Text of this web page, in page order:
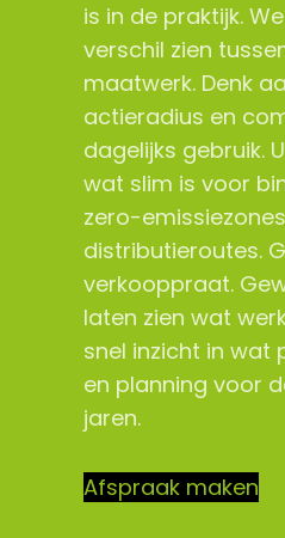
is in de praktijk.
verschil zien
maatwerk. Denk
actieradius en
dagelijks gebruik.
wat slim is voor
zero-
distributieroutes.
verkooppraat.
laten zien wat
snel inzicht in wat
en planning voor
jaren.
Afspraak maken